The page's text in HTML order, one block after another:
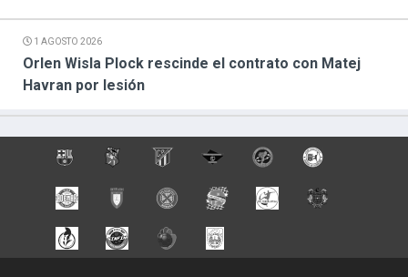
1 AGOSTO 2026
Orlen Wisla Plock rescinde el contrato con Matej
Havran por lesión